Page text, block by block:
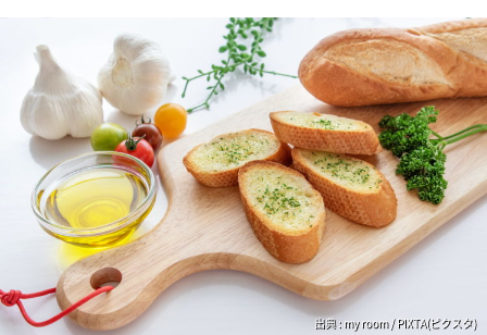
出典 : my room / PIXTA(ピクスタ)